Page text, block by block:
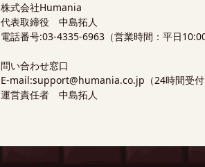
株式会社Humania
代表取締役 中島拓人
電話番号:03-4335-6963（営業時間：平日
問い合わせ窓口
E-mail:support@humania.co.jp（24時間受付
運営責任者 中島拓人